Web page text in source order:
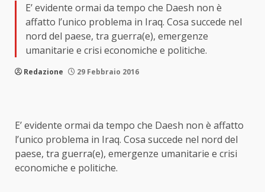
E’ evidente ormai da tempo che Daesh non è
affatto l’unico problema in Iraq. Cosa succede nel
nord del paese, tra guerra(e), emergenze
umanitarie e crisi economiche e politiche.
Redazione 29 Febbraio 2016
E’ evidente ormai da tempo che Daesh non è affatto
l’unico problema in Iraq. Cosa succede nel nord del
paese, tra guerra(e), emergenze umanitarie e crisi
economiche e politiche.